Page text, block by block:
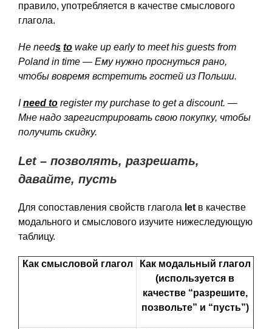
правило, употребляется в качестве смыслового
глагола.
He needs to wake up earlyto meethis guests from
Polandin time — Ему нужно проснуться рано,
чтобы вовремя встретить гостей из Польши.
Ineed to registermypurchase to geta discount. —
Мне надо зарегистрировать свою покупку, чтобы
получить скидку.
Let – позволять, разрешать,
давайте, пусть
Для сопоставления свойств глагола let в качестве
модального и смыслового изучите нижеследующую
таблицу.
Как смысловой глагол
Как модальный глагол
(используется в
качестве “разрешите,
позвольте” и “пусть”)